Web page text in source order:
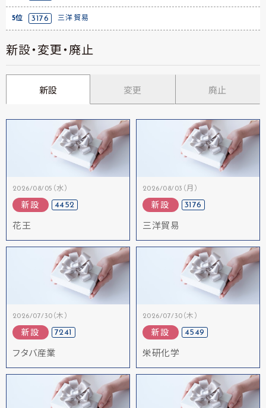
5位 3176 三洋貿易
新設・変更・廃止
新設 変更 廃止
2026/08/05（水）
新設 4452
花王
2026/08/03（月）
新設 3176
三洋貿易
2026/07/30（木）
新設 7241
フタバ産業
2026/07/30（木）
新設 4549
栄研化学